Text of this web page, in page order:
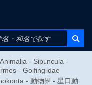
- Sipuncula -
- Golfingiidae
- 動物界 - 星口動